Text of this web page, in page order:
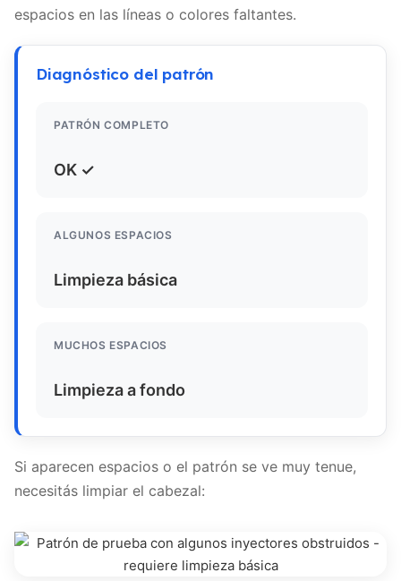
espacios en las líneas o colores faltantes.
Diagnóstico del patrón
PATRÓN COMPLETO
OK ✓
ALGUNOS ESPACIOS
Limpieza básica
MUCHOS ESPACIOS
Limpieza a fondo
Si aparecen espacios o el patrón se ve muy tenue,
necesitás limpiar el cabezal: